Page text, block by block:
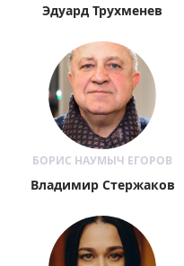
Эдуард Трухменев
БОРИС НАУМЫЧ ЕГОРОВ
Владимир Стержаков